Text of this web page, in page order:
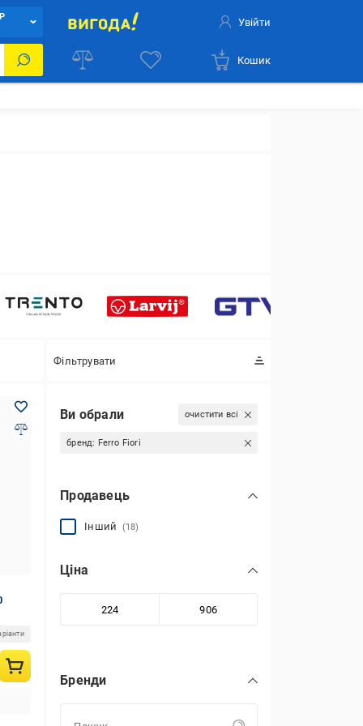
Увійти
Кошик
Фільтрувати
Ви обрали очистити всі
бренд: Ferro Fiori
Продавець
Інший (18)
Ціна
Бренди